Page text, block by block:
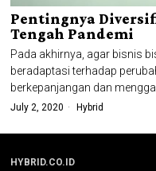
Pentingnya
Tengah Pandemi
Pada akhirnya, agar bisnis
beradaptasi terhadap
berkepanjangan dan
July 2, 2020 Hybrid
HYBRID.CO.ID